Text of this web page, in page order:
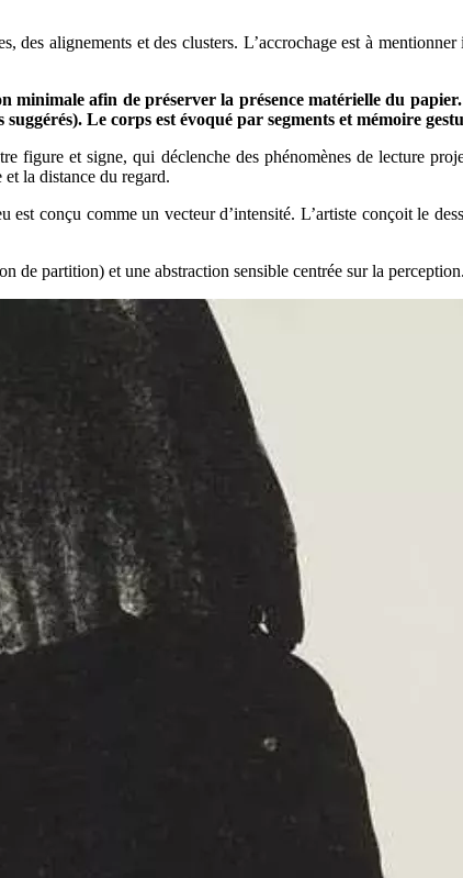
des alignements et des clusters. L’accrochage est à
minimale afin de préserver la présence matérielle du
Le corps est évoqué par segments et mémoire
figure et signe, qui déclenche des phénomènes de lecture
et la distance du regard.
conçu comme un vecteur d’intensité. L’artiste conçoit le
de partition) et une abstraction sensible centrée sur la